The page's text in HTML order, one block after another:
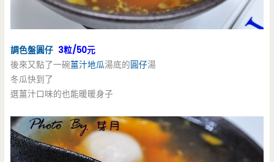
調色盤圓仔 3粒/50元
後來又點了一碗薑汁地瓜湯底的圓仔湯
冬瓜快到了
選薑汁口味的也能暖暖身子